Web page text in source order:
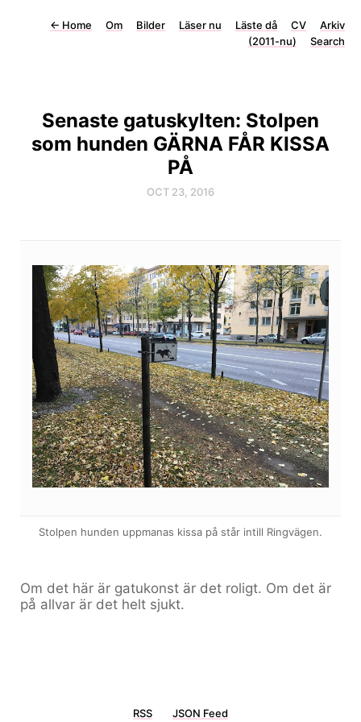
← Home Om Bilder Läser nu Läste då CV
Arkiv
(2011-nu)
Search
Senaste gatuskylten: Stolpen
som hunden GÄRNA FÅR KISSA
PÅ
OCT 23, 2016
Stolpen hunden uppmanas kissa på står intill Ringvägen.
Om det här är gatukonst är det roligt. Om det är
på allvar är det helt sjukt.
RSS JSON Feed